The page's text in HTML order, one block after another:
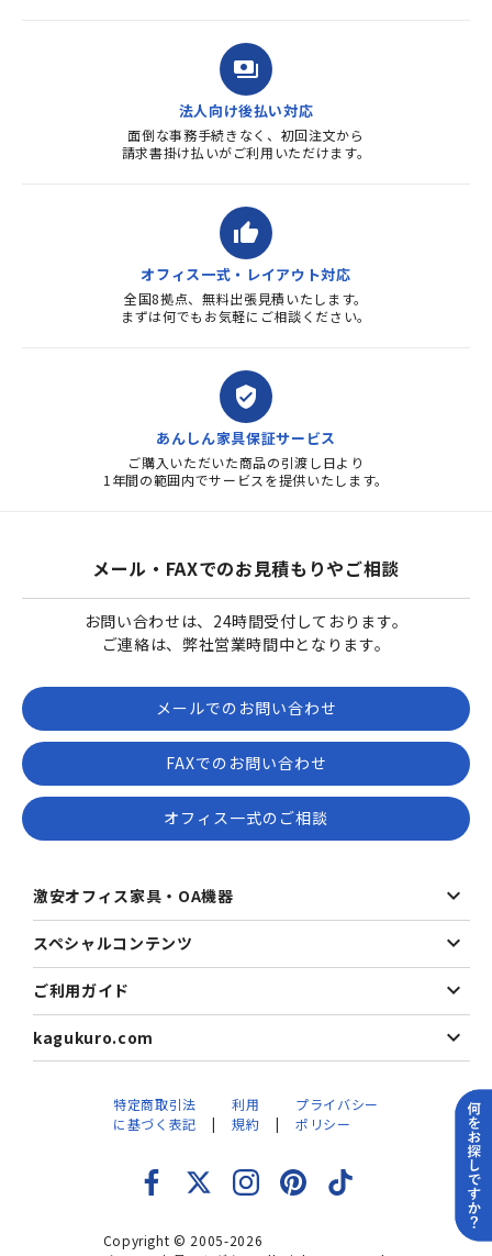
payments
法人向け後払い対応
面倒な事務手続きなく、初回注文から
請求書掛け払いがご利用いただけます。
thumb_up
オフィス一式・レイアウト対応
全国8拠点、無料出張見積いたします。
まずは何でもお気軽にご相談ください。
verified_user
あんしん家具保証サービス
ご購入いただいた商品の引渡し日より
1年間の範囲内でサービスを提供いたします。
メール・FAXでのお見積もりやご相談
お問い合わせは、24時間受付しております。
ご連絡は、弊社営業時間中となります。
メールでのお問い合わせ
FAXでのお問い合わせ
オフィス一式のご相談
激安オフィス家具・OA機器
スペシャルコンテンツ
ご利用ガイド
kagukuro.com
Copyright © 2005-2026
特定商取引法
に基づく表記
利用
規約
プライバシー
ポリシー